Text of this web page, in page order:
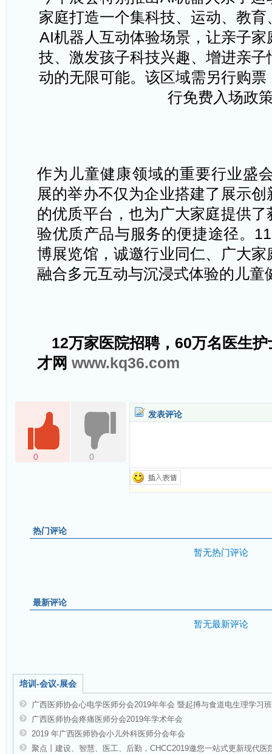
家庭打造一个集科技、运动、教
AI机器人互动体验场景，让亲子
技、激发孩子科技兴趣、增进亲
动的无限可能。该区域需另行购
行免费入场政
作为儿童健康领域的重要行业盛
展的举办不仅为企业搭建了展示
的优质平台，也为广大家庭提供
验优质产品与服务的便捷途径。
博展览馆，诚邀行业同仁、广大
融合多元互动与沉浸式体验的儿童
12万家医院招聘，60万名医生
才网 www.kq36.com
0 0
发表评论
热门评论
暂无热门评论
最新评论
暂无最新评论
培训-会议-展会
广西医师协会心电学医师分会2019年年会 暨起搏与食道电生理学习
广西医师协会疼痛医师分会2019年学术年会
2019 年广西医师协会小儿外科医师分会年会
聚点丨建设、智慧、医工、后勤，CHCC2019邀您一站式更新现代医